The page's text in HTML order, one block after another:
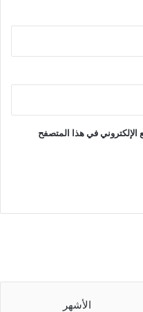
الإلكتروني في هذا المتصفح
الأشهر